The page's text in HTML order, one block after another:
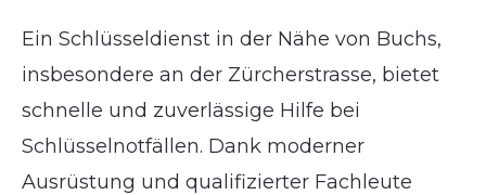
Ein Schlüsseldienst in der Nähe von Buchs,
insbesondere an der Zürcherstrasse, bietet
schnelle und zuverlässige Hilfe bei
Schlüsselnotfällen. Dank moderner
Ausrüstung und qualifizierter Fachleute